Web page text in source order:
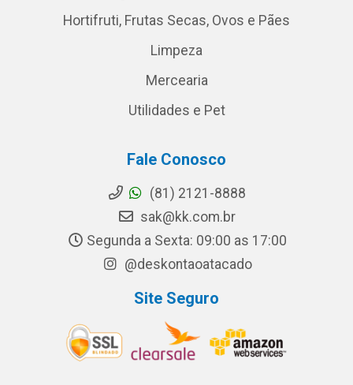
Hortifruti, Frutas Secas, Ovos e Pães
Limpeza
Mercearia
Utilidades e Pet
Fale Conosco
(81) 2121-8888
sak@kk.com.br
Segunda a Sexta: 09:00 as 17:00
@deskontaoatacado
Site Seguro